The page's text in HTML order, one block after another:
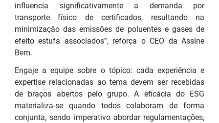
influencia significativamente a demanda por
transporte físico de certificados, resultando na
minimização das emissões de poluentes e gases de
efeito estufa associados”, reforça o CEO da Assine
Bem.
Engaje a equipe sobre o tópico: cada experiência e
expertise relacionadas ao tema devem ser recebidas
de braços abertos pelo grupo. A eficácia do ESG
materializa-se quando todos colaboram de forma
conjunta, sendo imperativo abordar regulamentações,